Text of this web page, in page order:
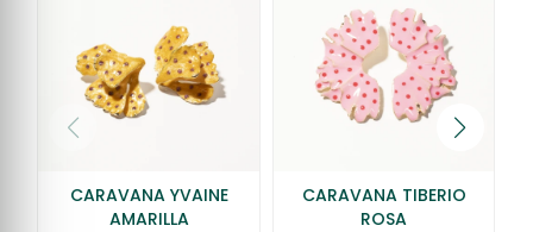
CARAVANA YVAINE
AMARILLA
CARAVANA TIBERIO
ROSA